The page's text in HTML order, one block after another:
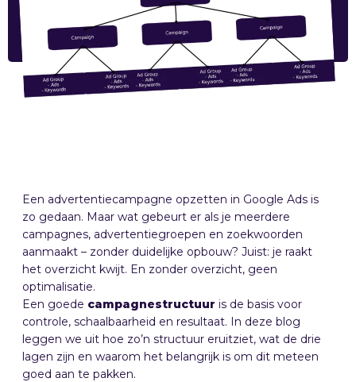
Een advertentiecampagne opzetten in Google Ads is
zo gedaan. Maar wat gebeurt er als je meerdere
campagnes, advertentiegroepen en zoekwoorden
aanmaakt – zonder duidelijke opbouw? Juist: je raakt
het overzicht kwijt. En zonder overzicht, geen
optimalisatie.
Een goede campagnestructuur is de basis voor
controle, schaalbaarheid en resultaat. In deze blog
leggen we uit hoe zo’n structuur eruitziet, wat de drie
lagen zijn en waarom het belangrijk is om dit meteen
goed aan te pakken.